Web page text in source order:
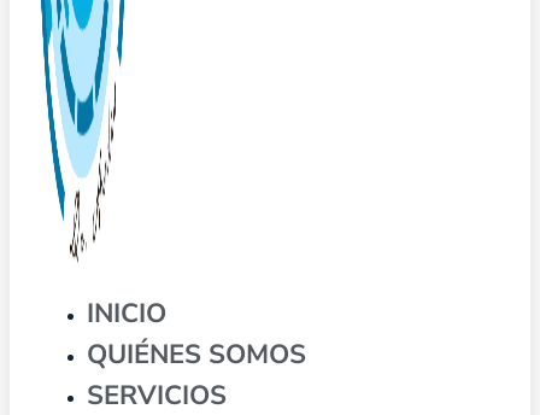
INICIO
QUIÉNES SOMOS
SERVICIOS